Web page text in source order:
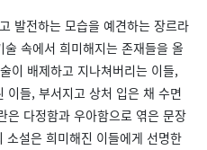
발전하는 모습을 예견하는 장르라
속에서 희미해지는 존재들을 올
이 배제하고 지나쳐버리는 이들,
이들, 부서지고 상처 입은 채 수면
은 다정함과 우아함으로 엮은 문장
설은 희미해진 이들에게 선명한